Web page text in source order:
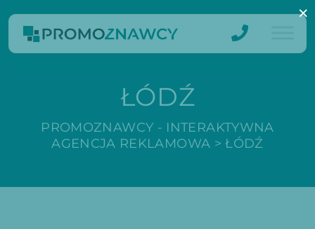
ŁÓDŹ
PROMOZNAWCY - INTERAKTYWNA
AGENCJA REKLAMOWA >ŁÓDŹ
×